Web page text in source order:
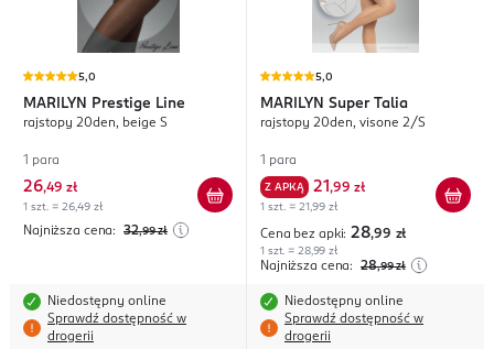
5,0
MARILYN Prestige Line
rajstopy 20den, beige S
1 para
26,49 zł
1 szt. = 26,49 zł
Najniższa cena: 32,99 zł
Niedostępny online
Sprawdź dostępność w
drogerii
5,0
MARILYN Super Talia
rajstopy 20den, visone 2/S
1 para
Z APKĄ 21 ,99 zł
1 szt. = 21,99 zł
Cena bez apki: 28,99 zł
1 szt. = 28,99 zł
Najniższa cena: 28,99 zł
Niedostępny online
Sprawdź dostępność w
drogerii